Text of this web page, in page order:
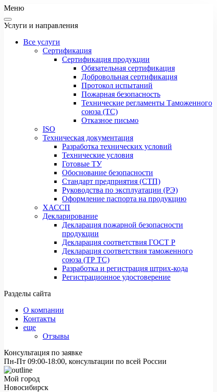
Меню
Услуги и направления
Все услуги
Сертификация
Сертификация продукции
Обязательная сертификация
Добровольная сертификация
Протокол испытаний
Пожарная безопасность
Технические регламенты Таможенного
союза (ТС)
Отказное письмо
ISO
Техническая документация
Разработка технических условий
Технические условия
Готовые ТУ
Обоснование безопасности
Стандарт предприятия (СТП)
Руководства по эксплуатации (РЭ)
Оформление паспорта на продукцию
ХАССП
Декларирование
Декларация пожарной безопасности
продукции
Декларация соответствия ГОСТ Р
Декларация соответствия таможенного
союза (ТР ТС)
Разработка и регистрация штрих-кода
Регистрационное удостоверение
Разделы сайта
О компании
Контакты
еще
Отзывы
Консультация по заявке
Пн-Пт 09:00-18:00, консультации по всей России
Мой город
Новосибирск